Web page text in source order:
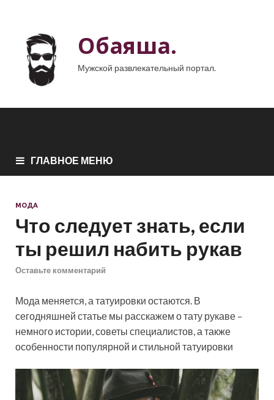
Обаяша.
Мужской развлекательный портал.
ГЛАВНОЕ МЕНЮ
МОДА
Что следует знать, если
ты решил набить рукав
Оставьте комментарий
Мода меняется, а татуировки остаются. В
сегодняшней статье мы расскажем о тату рукаве –
немного истории, советы специалистов, а также
особенности популярной и стильной татуировки